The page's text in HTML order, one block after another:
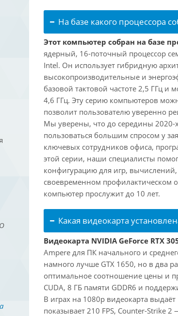
На базе какого процессора
Этот компьютер собран на базе
ядерный, 16-поточный процессор
Intel. Он использует гибридную
высокопроизводительные и
базовой тактовой частоте 2,5 ГГц и
4,6 ГГц. Эту серию компьютеров
позволит пользователю уверенно
Мы уверены, что до середины 2020-
пользоваться большим спросом у
ключевых сотрудников офиса,
этой серии, наши специалисты
конфигурацию для игр,
своевременном профилактическом
компьютер прослужит до 10 лет.
Какая видеокарта
Видеокарта NVIDIA GeForce RTX
Ampere для ПК начального и
намного лучше GTX 1650, но в два
оптимальное соотношение цены и
CUDA, 8 ГБ памяти GDDR6 и
В играх на 1080p видеокарта
показывает 210 FPS, Counter-Strike